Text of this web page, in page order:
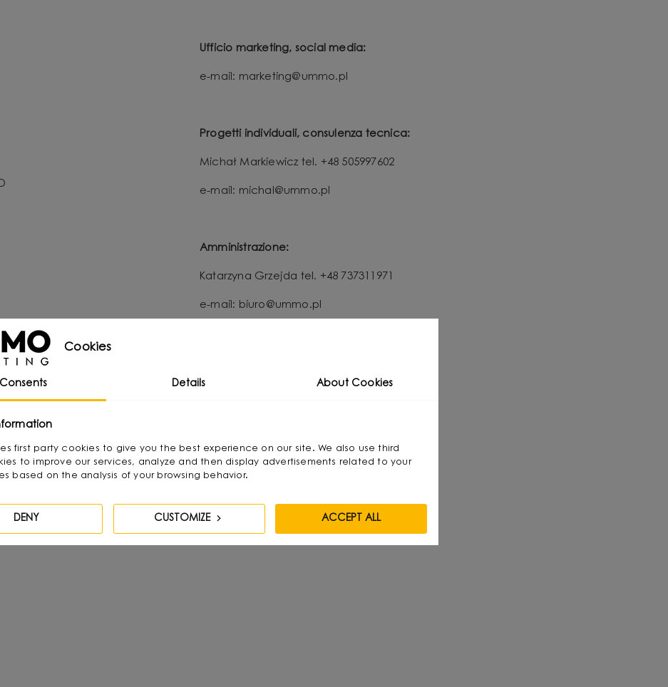
Ufficio marketing, social media:
e-mail: marketing@ummo.pl
Progetti individuali, consulenza tecnica:
Michał Markiewicz tel. +48 505997602
e-mail: michal@ummo.pl
Amministrazione:
Katarzyna Grzejda tel. +48 737311971
e-mail: biuro@ummo.pl
Cookies
Consents Details About Cookies
first party cookies to give you the best experience on our site. We also use third
to improve our services, analyze and then display advertisements related to your
based on the analysis of your browsing behavior.
DENY CUSTOMIZE ACCEPT ALL